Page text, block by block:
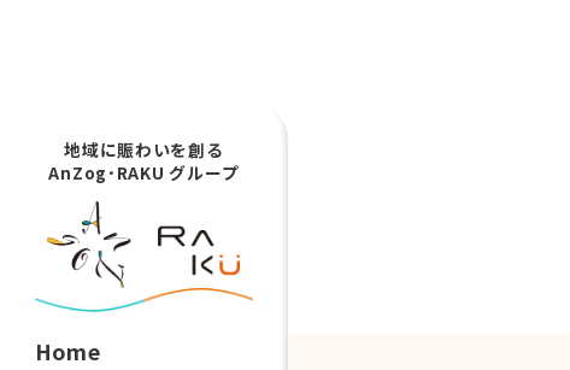
地域に賑わいを創る
AnZog･RAKU グループ
Home